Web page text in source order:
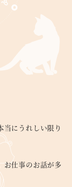
当にうれしい限り
お仕事のお話が多